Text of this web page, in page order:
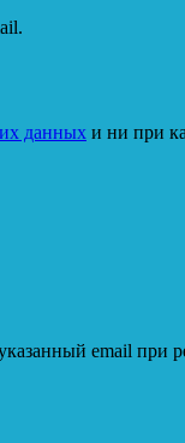
данных и ни при
email при